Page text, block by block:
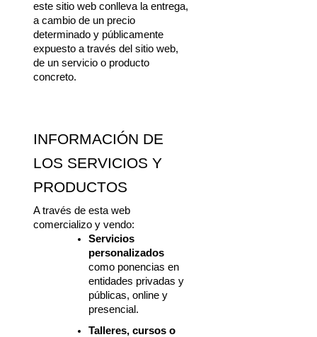
este sitio web conlleva la entrega,
a cambio de un precio
determinado y públicamente
expuesto a través del sitio web,
de un servicio o producto
concreto.
INFORMACIÓN DE
LOS SERVICIOS Y
PRODUCTOS
A través de esta web
comercializo y vendo:
Servicios
personalizados
como ponencias en
entidades privadas y
públicas, online y
presencial.
Talleres, cursos o